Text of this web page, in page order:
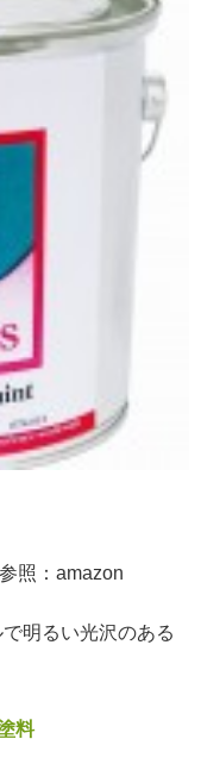
照：amazon
明るい光沢のある
料